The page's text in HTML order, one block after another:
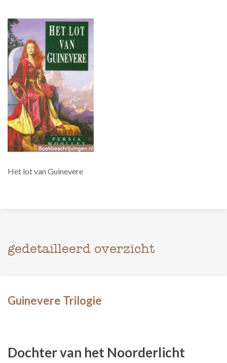
Het lot van Guinevere
gedetailleerd overzicht
Guinevere Trilogie
Dochter van het Noorderlicht